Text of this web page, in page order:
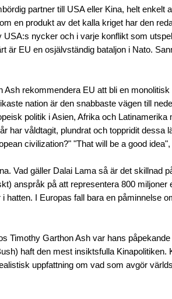
partner till USA eller Kina, helt enkelt
en produkt av det kalla kriget har den
USA:s nycker och i varje konflikt som
är EU en osjälvständig bataljon i Nato.
Ash rekommendera EU att bli en
nation är den snabbaste vägen till
politik i Asien, Afrika och
har våldtagit, plundrat och toppridit dessa
civilization?" "That will be a good
Vad gäller Dalai Lama så är det skillnad
anspråk på att representera 800 miljoner
hatten. I Europas fall bara en påminnelse
Timothy Garthon Ash var hans
haft den mest insiktsfulla Kinapolitiken.
uppfattning om vad som avgör